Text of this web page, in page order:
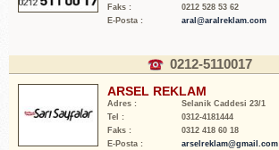
Faks :
0212 528 53 62
E-Posta :
aral@aralreklam.com
0212-5110017
ARSEL REKLAM
Adres :
Selanik Caddesi 23/1
Tel :
0312-4181444
Faks :
0312 418 60 18
E-Posta :
arselreklam@gmail.com